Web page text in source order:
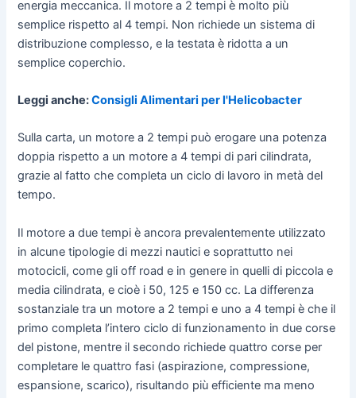
energia meccanica. Il motore a 2 tempi è molto più
semplice rispetto al 4 tempi. Non richiede un sistema di
distribuzione complesso, e la testata è ridotta a un
semplice coperchio.
Leggi anche:Consigli Alimentari per l'Helicobacter
Sulla carta, un motore a 2 tempi può erogare una potenza
doppia rispetto a un motore a 4 tempi di pari cilindrata,
grazie al fatto che completa un ciclo di lavoro in metà del
tempo.
Il motore a due tempi è ancora prevalentemente utilizzato
in alcune tipologie di mezzi nautici e soprattutto nei
motocicli, come gli off road e in genere in quelli di piccola e
media cilindrata, e cioè i 50, 125 e 150 cc. La differenza
sostanziale tra un motore a 2 tempi e uno a 4 tempi è che il
primo completa l’intero ciclo di funzionamento in due corse
del pistone, mentre il secondo richiede quattro corse per
completare le quattro fasi (aspirazione, compressione,
espansione, scarico), risultando più efficiente ma meno